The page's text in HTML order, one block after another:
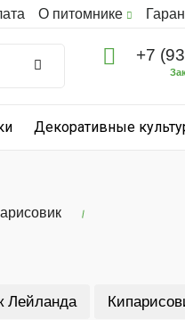
О питомнике
+7
Декоративные
Лейланда